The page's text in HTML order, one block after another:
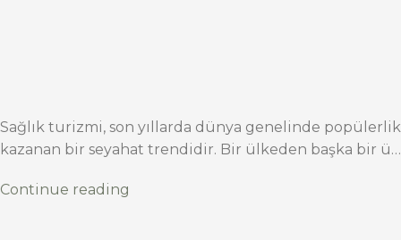
Sağlık turizmi, son yıllarda dünya genelinde popülerlik
kazanan bir seyahat trendidir. Bir ülkeden başka bir ü…
Continue reading